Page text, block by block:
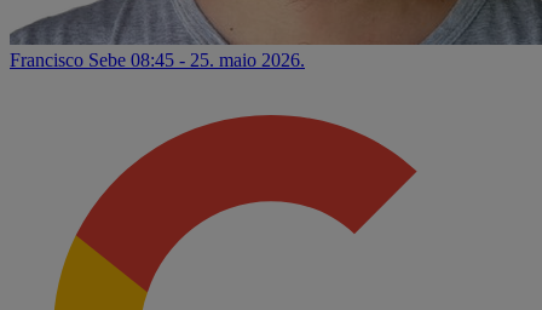
Francisco Sebe 08:45 - 25. maio 2026.